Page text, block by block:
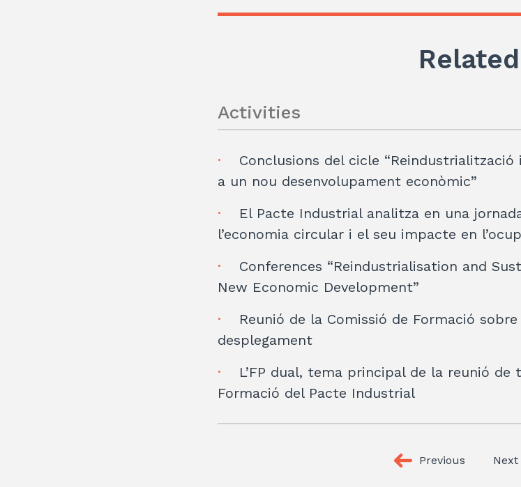
Related
Activities
Conclusions del cicle
a un nou desenvolupament econòmic”
El Pacte Industrial analitza en una
l’economia circular i el seu impacte en
Conferences “Reindustrialisation and
New Economic Development”
Reunió de la Comissió de Formació
desplegament
L’FP dual, tema principal de la reunió de
Formació del Pacte Industrial
Previous Next